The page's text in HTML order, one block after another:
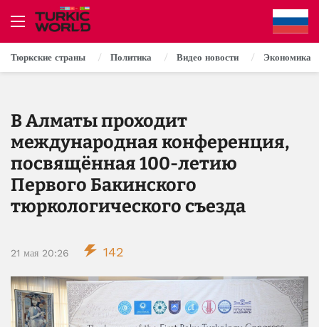
Тюркские страны Политика Видео новости Экономика
В Алматы проходит
международная конференция,
посвящённая 100-летию
Первого Бакинского
тюркологического съезда
21 мая 20:26 142